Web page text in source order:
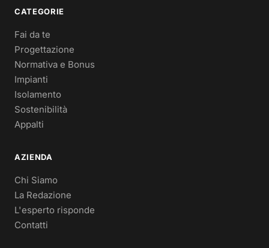
CATEGORIE
Fai da te
Progettazione
Normativa e Bonus
Impianti
Isolamento
Sostenibilità
Appalti
AZIENDA
Chi Siamo
La Redazione
L'esperto risponde
Contatti